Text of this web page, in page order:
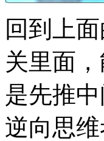
回到上
关里面
是先推
逆向思维